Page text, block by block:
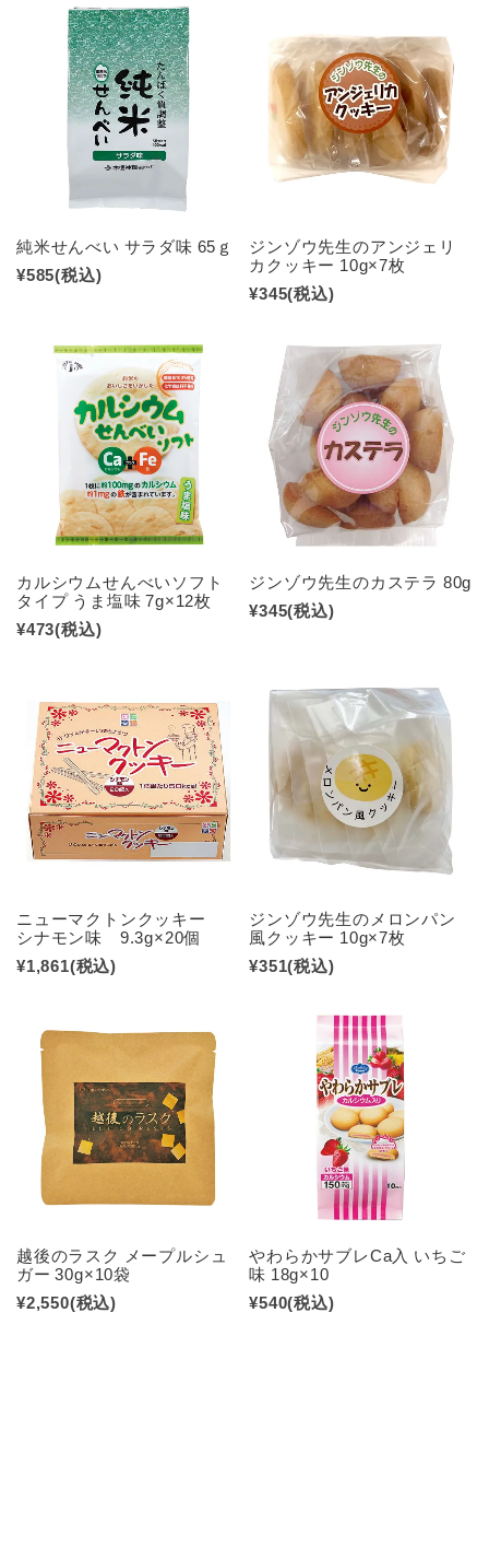
純米せんべい サラダ味 65ｇ
¥585(税込)
ジンゾウ先生のアンジェリ
カクッキー 10g×7枚
¥345(税込)
カルシウムせんべいソフト
タイプ うま塩味 7g×12枚
¥473(税込)
ジンゾウ先生のカステラ 80g
¥345(税込)
ニューマクトンクッキー
シナモン味 9.3g×20個
¥1,861(税込)
ジンゾウ先生のメロンパン
風クッキー 10g×7枚
¥351(税込)
越後のラスク メープルシュ
ガー 30g×10袋
¥2,550(税込)
やわらかサブレCa入 いちご
味 18g×10
¥540(税込)